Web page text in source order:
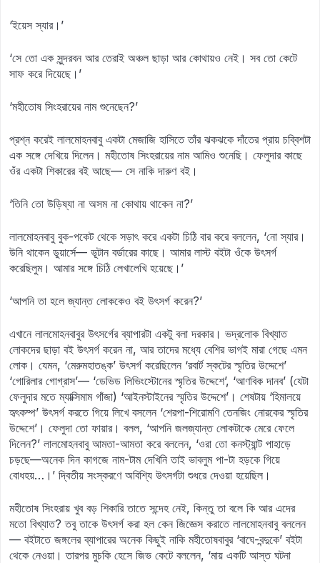
‘ইয়েস স্যার।’
‘সে তো এক সুন্দরবন আর তেরাই অঞ্চল ছাড়া আর কোথায়ও নেই। সব তো কেটে
সাফ করে দিয়েছে।’
‘মহীতোষ সিংহরায়ের নাম শুনেছেন?’
প্রশ্ন করেই লালমোহনবাবু একটা মেজাজি হাসিতে তাঁর ঝকঝকে দাঁতের প্রায় চব্বিশটা
এক সঙ্গে দেখিয়ে দিলেন। মহীতোষ সিংহরায়ের নাম আমিও শুনেছি। ফেলুদার কাছে
ওঁর একটা শিকারের বই আছে— সে নাকি দারুণ বই।
‘তিনি তো উড়িষ্যা না অসম না কোথায় থাকেন না?’
লালমোহনবাবু বুক-পকেট থেকে সড়াৎ করে একটা চিঠি বার করে বললেন, ‘নো স্যার।
উনি থাকেন ডুয়ার্সে— ভূটান বর্ডারের কাছে। আমার লাস্ট বইটা ওঁকে উৎসর্গ
করেছিলুম। আমার সঙ্গে চিঠি লেখালেখি হয়েছে।’
‘আপনি তা হলে জ্যান্ত লোককেও বই উৎসর্গ করেন?’
এখানে লালমোহনবাবুর উৎসর্গের ব্যাপারটা একটু বলা দরকার। ভদ্রলোক বিখ্যাত
লোকদের ছাড়া বই উৎসর্গ করেন না, আর তাদের মধ্যে বেশির ভাগই মারা গেছে এমন
লোক। যেমন, ‘মেরুমহাতঙ্ক’ উৎসর্গ করেছিলেন ‘রবার্ট স্কটের স্মৃতির উদ্দেশে’
‘গোরিলার গোগ্রাস’— ‘ডেভিড লিভিংস্টোনের স্মৃতির উদ্দেশে’, ‘আণবিক দানব’ (যেটা
ফেলুদার মতে ম্যাক্সিমাম গাঁজা) ‘আইনস্টাইনের স্মৃতির উদ্দেশে’। শেষটায় ‘হিমালয়ে
হৃৎকম্প’ উৎসর্গ করতে গিয়ে লিখে বসলেন ‘শেরপা-শিরোমণি তেনজিং নোরকের স্মৃতির
উদ্দেশে’। ফেলুদা তো ফায়ার। বলল, ‘আপনি জলজ্যান্ত লোকটাকে মেরে ফেলে
দিলেন?’ লালমোহনবাবু আমতা-আমতা করে বললেন, ‘ওরা তো কনস্ট্যান্ট পাহাড়ে
চড়ছে—অনেক দিন কাগজে নাম-টাম দেখিনি তাই ভাবলুম পা-টা হড়কে গিয়ে
বোধহয়…।’ দ্বিতীয় সংস্করণে অবিশ্যি উৎসর্গটা শুধরে দেওয়া হয়েছিল।
মহীতোষ সিংহরায় খুব বড় শিকারি তাতে সন্দেহ নেই, কিন্তু তা বলে কি আর এদের
মতো বিখ্যাত? তবু তাকে উৎসর্গ করা হল কেন জিজ্ঞেস করাতে লালমোহনবাবু বললেন
— বইটাতে জঙ্গলের ব্যাপারের অনেক কিছুই নাকি মহীতোষবাবুর ‘বাঘে-বন্দুকে’ বইটা
থেকে নেওয়া। তারপর মুচকি হেসে জিভ কেটে বললেন, ‘মায় একটি আস্ত ঘটনা